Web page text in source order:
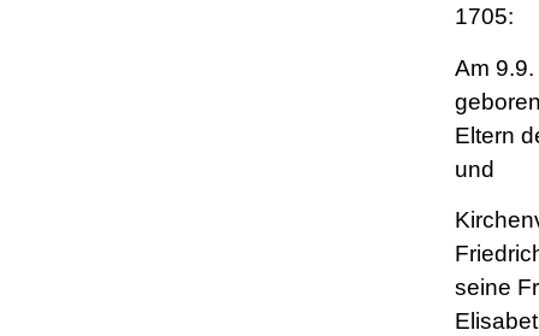
1705:
Am
Eltern
und
seine